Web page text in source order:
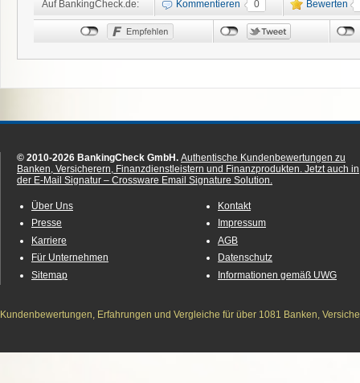
Auf BankingCheck.de: Kommentieren 0 Bewerten
© 2010-2026 BankingCheck GmbH. Authentische Kundenbewertungen zu
Banken, Versicherern, Finanzdienstleistern und Finanzprodukten. Jetzt auch in
der E-Mail Signatur – Crossware Email Signature Solution.
Über Uns
Presse
Karriere
Für Unternehmen
Sitemap
Kontakt
Impressum
AGB
Datenschutz
Informationen gemäß UWG
Kundenbewertungen, Erfahrungen und Vergleiche für über 1081 Banken,